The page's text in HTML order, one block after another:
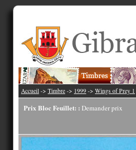
Accueil -> Timbre -> 1999 -> Wings of Prey 1
Prix Bloc Feuillet: : Demander prix